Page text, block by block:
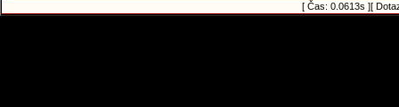
[ Čas: 0.0613s ][